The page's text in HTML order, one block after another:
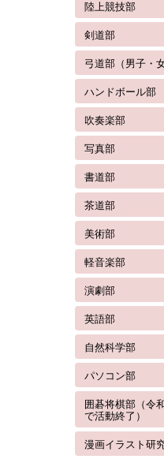
陸上競技部
剣道部
弓道部（男子・女
ハンドボール部
吹奏楽部
写真部
書道部
茶道部
美術部
軽音楽部
演劇部
英語部
自然科学部
パソコン部
囲碁将棋部（令
で活動終了）
漫画イラスト研